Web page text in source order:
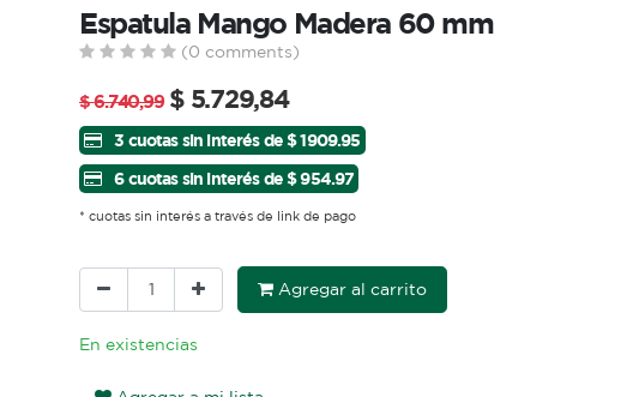
Espatula Mango Madera 60 mm
(0 comments)
$6.740,99 $ 5.729,84
3 cuotas sin interés de $ 1909.95
6 cuotas sin interés de $ 954.97
* cuotas sin interés a través de link de pago
Agregar al carrito
En existencias